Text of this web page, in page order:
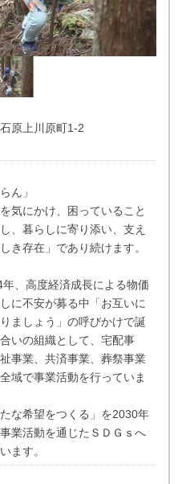
原上川原町1-2
ん」
気にかけ、困っていること
、暮らしに寄り添い、支え
き存在」であり続けます。
、高度経済成長による物価
に不安が募る中「お互いに
ましょう」の呼びかけで誕
いの組織として、宅配事
事業、共済事業、葬祭事業
域で事業活動を行っていま
な希望をつくる」を2030年
業活動を通じたＳＤＧｓへ
ます。